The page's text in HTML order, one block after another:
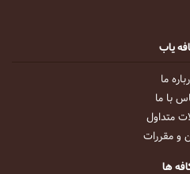
یاب
ما
با ما
متداول
و مقررات
ها